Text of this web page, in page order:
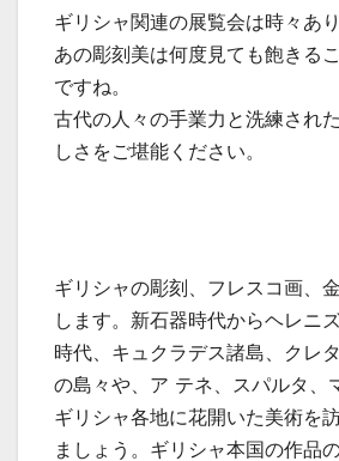
ギリシャ関連の展覧会は時々あり
あの彫刻美は何度見ても飽きる
ですね。
古代の人々の手業力と洗練され
しさをご堪能ください。
ギリシャの彫刻、フレスコ画、
します。新石器時代からヘレニ
時代、キュクラデス諸島、クレ
の島々や、ア テネ、スパルタ、
ギリシャ各地に花開いた美術を
ましょう。ギリシャ本国の作品